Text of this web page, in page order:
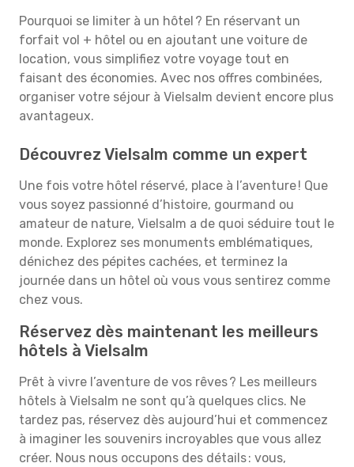
Pourquoi se limiter à un hôtel ? En réservant un
forfait vol + hôtel ou en ajoutant une voiture de
location, vous simplifiez votre voyage tout en
faisant des économies. Avec nos offres combinées,
organiser votre séjour à Vielsalm devient encore plus
avantageux.
Découvrez Vielsalm comme un expert
Une fois votre hôtel réservé, place à l’aventure ! Que
vous soyez passionné d’histoire, gourmand ou
amateur de nature, Vielsalm a de quoi séduire tout le
monde. Explorez ses monuments emblématiques,
dénichez des pépites cachées, et terminez la
journée dans un hôtel où vous vous sentirez comme
chez vous.
Réservez dès maintenant les meilleurs
hôtels à Vielsalm
Prêt à vivre l’aventure de vos rêves ? Les meilleurs
hôtels à Vielsalm ne sont qu’à quelques clics. Ne
tardez pas, réservez dès aujourd’hui et commencez
à imaginer les souvenirs incroyables que vous allez
créer. Nous nous occupons des détails : vous,